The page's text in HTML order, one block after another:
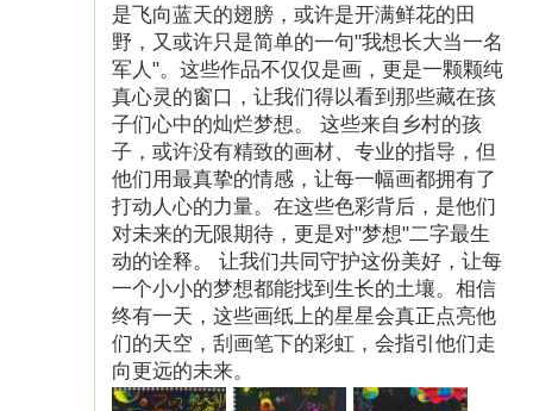
（图片已授权）
【项目预算】
是飞向蓝天的翅膀，或许是开满鲜花的田
野，又或许只是简单的一句"我想长大当一名
军人"。这些作品不仅仅是画，更是一颗颗纯
真心灵的窗口，让我们得以看到那些藏在孩
子们心中的灿烂梦想。 这些来自乡村的孩
子，或许没有精致的画材、专业的指导，但
他们用最真挚的情感，让每一幅画都拥有了
打动人心的力量。在这些色彩背后，是他们
对未来的无限期待，更是对"梦想"二字最生
动的诠释。 让我们共同守护这份美好，让每
一个小小的梦想都能找到生长的土壤。相信
终有一天，这些画纸上的星星会真正点亮他
们的天空，刮画笔下的彩虹，会指引他们走
向更远的未来。